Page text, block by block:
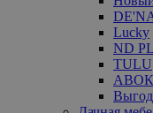
Lucky
ND
TULU